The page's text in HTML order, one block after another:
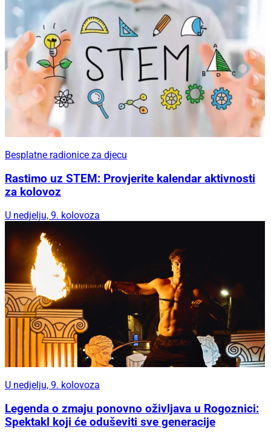
Besplatne radionice za djecu
Rastimo uz STEM: Provjerite kalendar aktivnosti
za kolovoz
U nedjelju, 9. kolovoza
U nedjelju, 9. kolovoza
Legenda o zmaju ponovno oživljava u Rogoznici:
Spektakl koji će oduševiti sve generacije